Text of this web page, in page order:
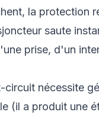
la protection
saute
prise, d'un
circuit nécessite
(il a produit une